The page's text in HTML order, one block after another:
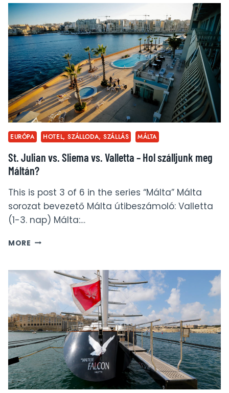
–
MÁLTA
6.
NAP
EURÓPA HOTEL, SZÁLLODA, SZÁLLÁS MÁLTA
St. Julian vs. Sliema vs. Valletta – Hol szálljunk meg
Máltán?
This is post 3 of 6 in the series “Málta” Málta
sorozat bevezető Málta útibeszámoló: Valletta
(1-3. nap) Málta:…
MORE ST.
SLIEMA
VS.
VALLETTA
–
HOL
SZÁLLJUNK
MEG
MÁLTÁN?